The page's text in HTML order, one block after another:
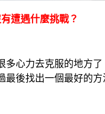
遭遇什麼挑戰？
多心力去克服的地方
最後找出一個最好的